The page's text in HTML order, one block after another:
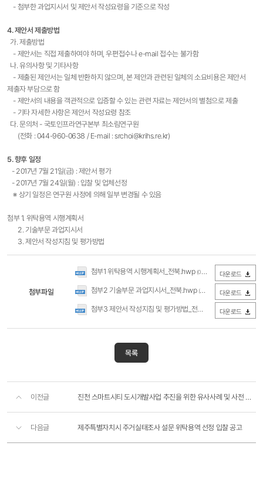
- 첨부한 과업지시서 및 제안서 작성요령을 기준으로 작성
4. 제안서 제출방법
가. 제출방법
- 제안서는 직접 제출하여야 하며, 우편접수나 e-mail 접수는 불가함
나. 유의사항 및 기타사항
- 제출된 제안서는 일체 반환하지 않으며, 본 제안과 관련된 일체의 소요비용은 제안서
제출자 부담으로 함
- 제안서의 내용을 객관적으로 입증할 수 있는 관련 자료는 제안서의 별첨으로 제출
- 기타 자세한 사항은 제안서 작성요령 참조
다. 문의처 - 국토인프라연구본부 최소림연구원
(전화 : 044-960-0638 / E-mail :srchoi@krihs.re.kr)
5. 향후 일정
- 2017년 7월 21일(금) : 제안서 평가
- 2017년 7월 24일(월) : 입찰 및 업체선정
※ 상기 일정은 연구원 사정에 의해 일부 변경될 수 있음
첨부 1. 위탁용역 시행계획서
2. 기술부문 과업지시서
3. 제안서 작성지침 및 평가방법​
첨부파일
첨부1 위탁용역 시행계획서_전북.hwp (0Byte / 다운로드 257회) 다운로드
첨부2 기술부문 과업지시서_전북.hwp (0Byte / 다운로드 207회) 다운로드
첨부3 제안서 작성지침 및 평가방법_전북.hwp (0Byte / 다운로드
다운로드
목록
이전글 진천 스마트시티 도시개발사업 추진을 위한 유사사례 및 사전 기술검토 용역 위탁시행 재공고
다음글 제주특별자치시 주거실태조사 설문 위탁용역 선정 입찰 공고